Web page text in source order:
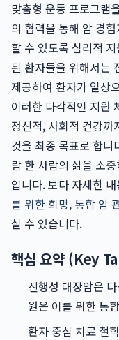
맞춤형 운동 프로그램
의 협력을 통해 암 경
할 수 있도록 심리적
된 환자들을 위해서는
제공하여 환자가 일상
이러한 다각적인 지원
정신적, 사회적 건강까
것을 최종 목표로 합니
람 한 사람의 삶을 소
입니다. 보다 자세한 내
를 위한 희망, 통합 암
실 수 있습니다.
핵심 요약 (Key
진행성 대장암은
원은 이를 위한 통
환자 중심 치료 철